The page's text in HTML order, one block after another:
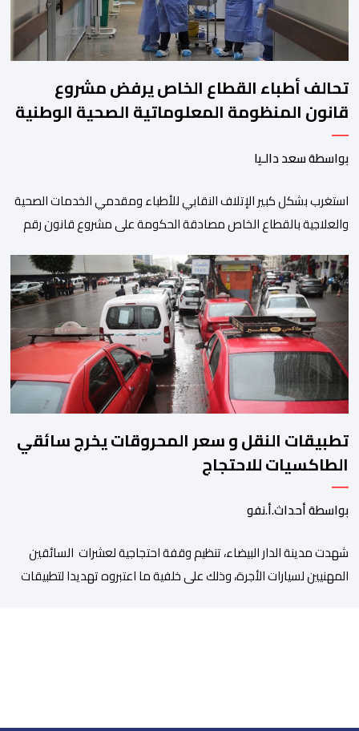
تحالف أطباء القطاع الخاص يرفض مشروع
قانون المنظومة المعلوماتية الصحية الوطنية
المندمجة
بواسطة سعد دالـيا
استغرب بشكل كبير الإتلاف النقابي للأطباء ومقدمي الخدمات الصحية
والعلاجية بالقطاع الخاص مصادقة الحكومة على مشروع قانون رقم
والذي اعتبره الائتلاف جاء في غياب تام للمقاربة التشاركية وعدم أخذ
رأي وملاحظات التمثيليات المهنية للأطباء ومقدمي الخدمات العلاجية
رغم ما تسنه مقتضيات مشروع القانون من عقوبات مالية ضدهم
وتهدد […]
تطبيقات النقل و سعر المحروقات يخرج سائقي
الطاكسيات للاحتجاج
بواسطة أحداث.أ.نفو
شهدت مدينة الدار البيضاء، تنظيم وقفة احتجاجية لعشرات السائقين
المهنيين لسيارات الأجرة، وذلك على خلفية ما اعتبروه تهديدا لتطبيقات